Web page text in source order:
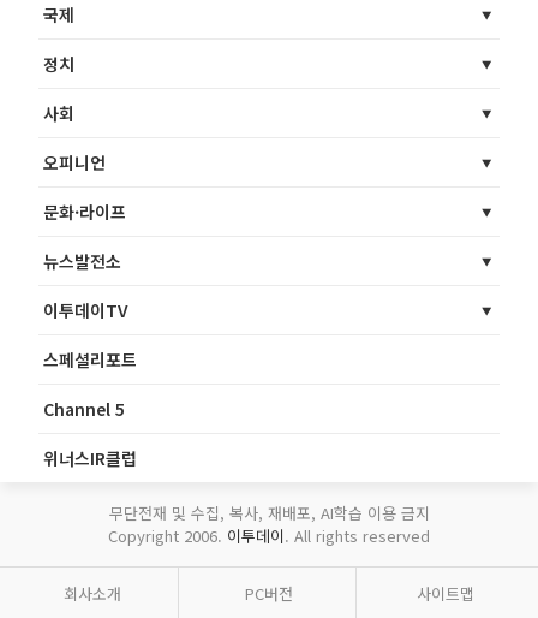
국제
정치
사회
오피니언
문화·라이프
뉴스발전소
이투데이TV
스페셜리포트
Channel 5
위너스IR클럽
무단전재 및 수집, 복사, 재배포, AI학습 이용 금지
Copyright 2006. 이투데이. All rights reserved
회사소개 PC버전 사이트맵